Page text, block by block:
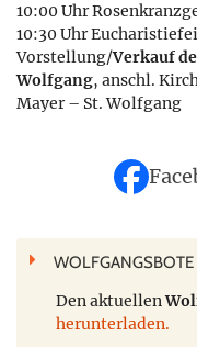
10:00 Uhr
10:30 Uhr
Vorstellung/Verkauf
Wolfgang, anschl.
Mayer – St. Wolfgang
WOLFGANGSBOTE
Den aktuellen
herunterladen.